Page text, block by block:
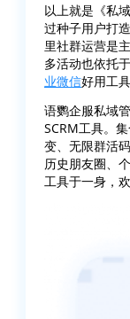
以上就是《私
过种子用户打
里社群运营是
多活动也依托
业微信好用工
语鹦企服私域
SCRM工具。
变、无限群活
历史朋友圈、
工具于一身，